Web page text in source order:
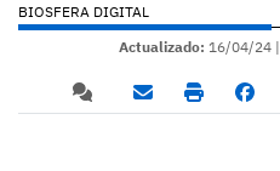
BIOSFERA DIGITAL
Actualizado: 16/04/24 |